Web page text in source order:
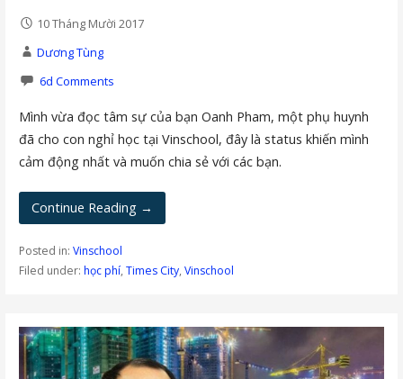
10 Tháng Mười 2017
Dương Tùng
6d Comments
Mình vừa đọc tâm sự của bạn Oanh Pham, một phụ huynh
đã cho con nghỉ học tại Vinschool, đây là status khiến mình
cảm động nhất và muốn chia sẻ với các bạn.
Continue Reading →
Posted in: Vinschool
Filed under: học phí, Times City, Vinschool